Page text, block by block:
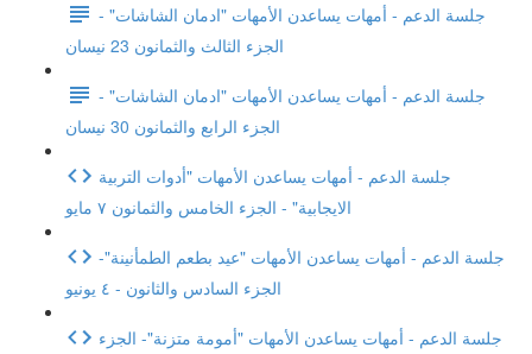
جلسة الدعم - أمهات يساعدن الأمهات "ادمان الشاشات" -
الجزء الثالث والثمانون 23 نيسان
جلسة الدعم - أمهات يساعدن الأمهات "ادمان الشاشات" -
الجزء الرابع والثمانون 30 نيسان
جلسة الدعم - أمهات يساعدن الأمهات "أدوات التربية
الايجابية" - الجزء الخامس والثمانون ٧ مايو
جلسة الدعم - أمهات يساعدن الأمهات "عيد بطعم الطمأنينة"-
الجزء السادس والثانون - ٤ يونيو
جلسة الدعم - أمهات يساعدن الأمهات "أمومة متزنة"- الجزء